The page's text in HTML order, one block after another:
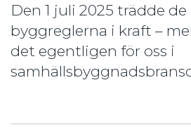
Den 1 juli 2025 trädde de
byggreglerna i kraft –
det egentligen för oss i